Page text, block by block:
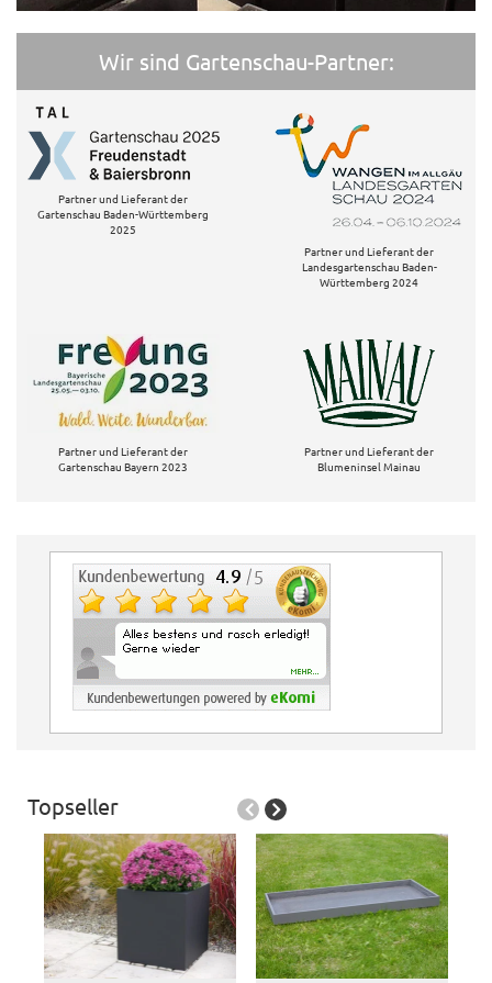
Wir sind Gartenschau-Partner:
Partner und Lieferant der
Gartenschau Baden-Württemberg
2025
Partner und Lieferant der
Landesgartenschau Baden-
Württemberg 2024
Partner und Lieferant der
Gartenschau Bayern 2023
Partner und Lieferant der
Blumeninsel Mainau
Topseller